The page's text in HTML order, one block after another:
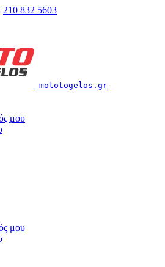
210 832 5603
mototogelos.gr
μου
μου